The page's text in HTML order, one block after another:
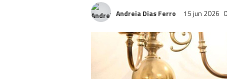
Andreia Dias Ferro 15 jun 2026